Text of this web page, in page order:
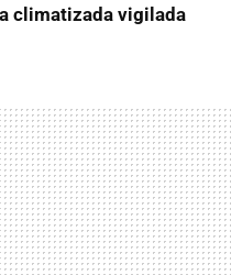
climatizada vigilada